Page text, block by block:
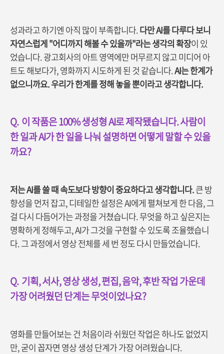
성과라고 하기엔 아직 많이 부족합니다. 다만 AI를 다루다 보니
자연스럽게 "어디까지 해볼 수 있을까"라는 생각의 확장이 있
었습니다. 광고회사의 아트 영역에만 머무르지 않고 미디어 아
트도 해보다가, 영화까지 시도하게 된 것 같습니다.AI는 한계가
없으니까요. 우리가 한계를 정해 놓을 뿐이라고 생각합니다.
Q. 이 작품은 100% 생성형 AI로 제작됐습니다. 사람이
한 일과 AI가 한 일을 나눠 설명하면 어떻게 말할 수 있을
까요?
저는 AI를 쓸 때 속도보다 방향이 중요하다고 생각합니다.큰 방
향성을 먼저 잡고, 디테일한 설정은 AI에게 펼쳐보게 한 다음, 그
걸 다시 다듬어가는 과정을 거쳤습니다. 무엇을 하고 싶은지는
명확하게 정해두고, AI가 그것을 구현할 수 있도록 조율했습니
다. 그 과정에서 영상 전체를 세 번 정도 다시 만들었습니다.
Q. 기획, 서사, 영상 생성, 편집, 음악, 후반 작업 가운데
가장 어려웠던 단계는 무엇이었나요?
영화를 만들어보는 건 처음이라 쉬웠던 작업은 하나도 없었지
만, 굳이 꼽자면 영상 생성 단계가 가장 어려웠습니다.